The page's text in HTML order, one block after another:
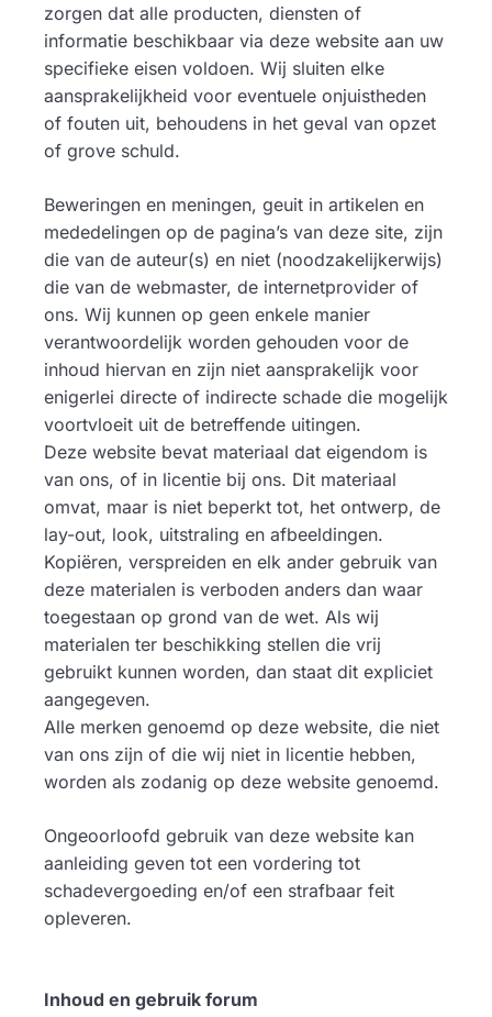
zorgen dat alle producten, diensten of
informatie beschikbaar via deze website aan uw
specifieke eisen voldoen. Wij sluiten elke
aansprakelijkheid voor eventuele onjuistheden
of fouten uit, behoudens in het geval van opzet
of grove schuld.
Beweringen en meningen, geuit in artikelen en
mededelingen op de pagina’s van deze site, zijn
die van de auteur(s) en niet (noodzakelijkerwijs)
die van de webmaster, de internetprovider of
ons. Wij kunnen op geen enkele manier
verantwoordelijk worden gehouden voor de
inhoud hiervan en zijn niet aansprakelijk voor
enigerlei directe of indirecte schade die mogelijk
voortvloeit uit de betreffende uitingen.
Deze website bevat materiaal dat eigendom is
van ons, of in licentie bij ons. Dit materiaal
omvat, maar is niet beperkt tot, het ontwerp, de
lay-out, look, uitstraling en afbeeldingen.
Kopiëren, verspreiden en elk ander gebruik van
deze materialen is verboden anders dan waar
toegestaan op grond van de wet. Als wij
materialen ter beschikking stellen die vrij
gebruikt kunnen worden, dan staat dit expliciet
aangegeven.
Alle merken genoemd op deze website, die niet
van ons zijn of die wij niet in licentie hebben,
worden als zodanig op deze website genoemd.
Ongeoorloofd gebruik van deze website kan
aanleiding geven tot een vordering tot
schadevergoeding en/of een strafbaar feit
opleveren.
Inhoud en gebruik forum